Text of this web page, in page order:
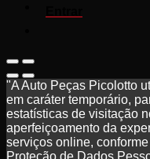
"A Auto Peças Picolotto
em caráter temporário,
estatísticas de visitação
aperfeiçoamento da
serviços online,
Proteção de Dados